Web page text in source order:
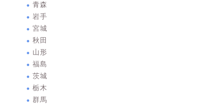
青森
岩手
宮城
秋田
山形
福島
茨城
栃木
群馬